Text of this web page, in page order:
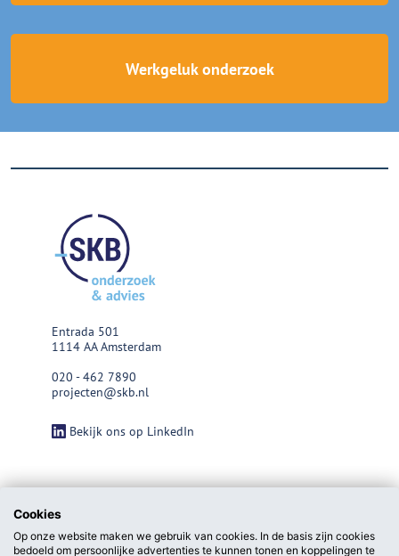
Werkgeluk onderzoek
Entrada 501
1114 AA Amsterdam
020 - 462 7890
projecten@skb.nl
Bekijk ons op LinkedIn
Cookies
Op onze website maken we gebruik van cookies. In de basis zijn cookies
bedoeld om persoonlijke advertenties te kunnen tonen en koppelingen te